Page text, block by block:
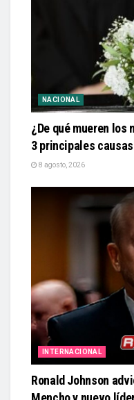
NACIONAL
¿De qué mueren los
3 principales
8 agosto, 2026
INTERNACIONAL
Ronald Johnson